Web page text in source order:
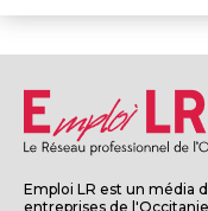
Emploi LR est un média
entreprises de